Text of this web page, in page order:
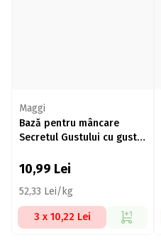
Maggi
Bază pentru mâncare
Secretul Gustului cu gust
10,99 Lei
52,33 Lei/kg
3 x 10,22 Lei